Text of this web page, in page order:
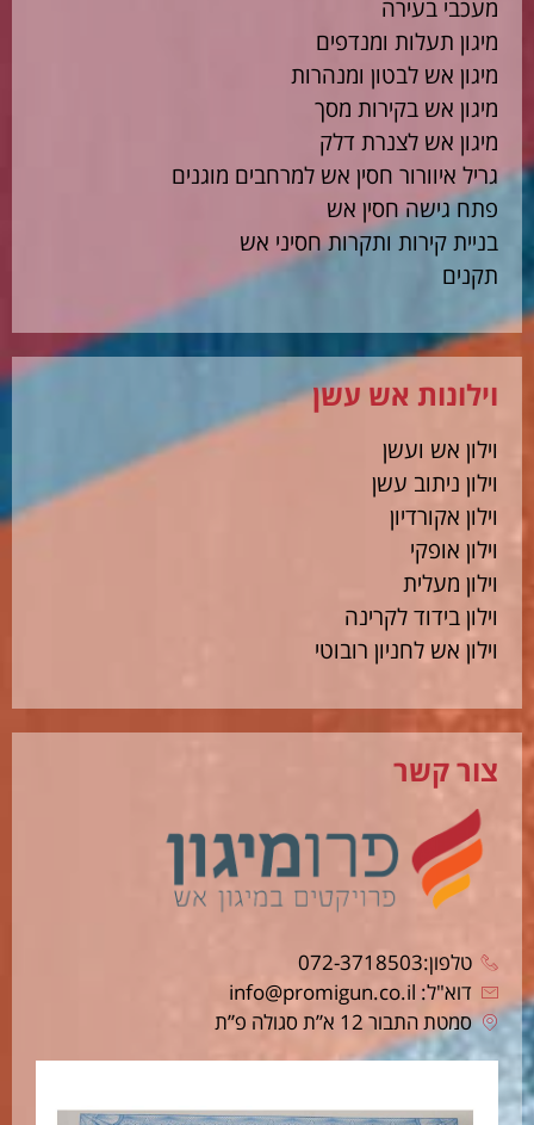
מעכבי בעירה
מיגון תעלות ומנדפים
מיגון אש לבטון ומנהרות
מיגון אש בקירות מסך
מיגון אש לצנרת דלק
גריל איוורור חסין אש למרחבים מוגנים
פתח גישה חסין אש
בניית קירות ותקרות חסיני אש
תקנים
וילונות אש עשן
וילון אש ועשן
וילון ניתוב עשן
וילון אקורדיון
וילון אופקי
וילון מעלית
וילון בידוד לקרינה
וילון אש לחניון רובוטי
צור קשר
טלפון:072-3718503
דוא"ל: info@promigun.co.il
סמטת התבור 12 א”ת סגולה פ”ת